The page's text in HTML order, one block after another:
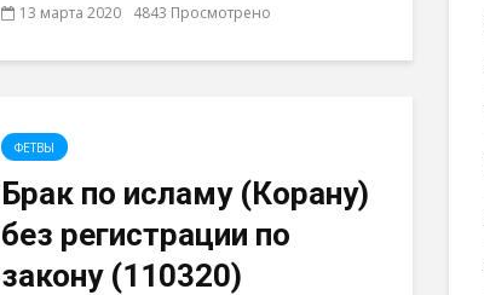
13 марта 2020 4843 Просмотрено
ФЕТВЫ
Брак по исламу (Корану)
без регистрации по
закону (110320)